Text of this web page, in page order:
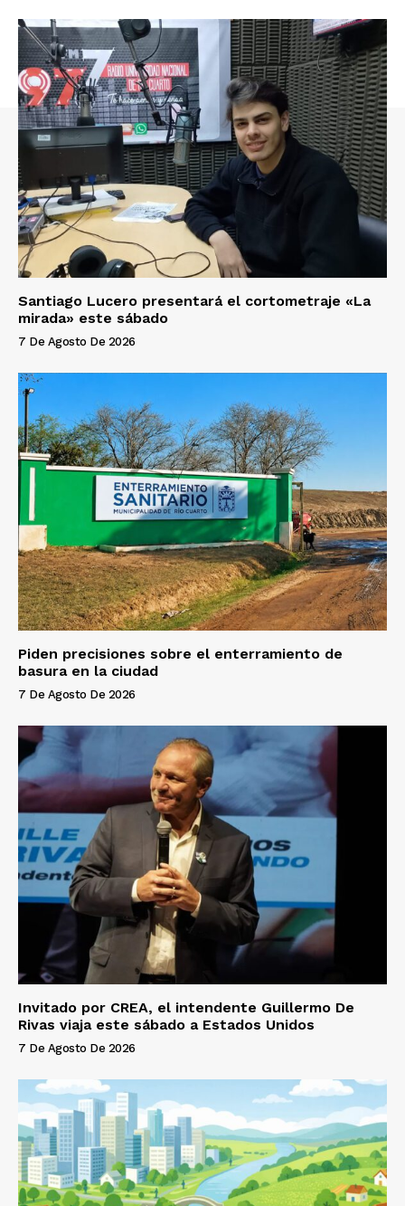
Santiago Lucero presentará el cortometraje «La
mirada» este sábado
7 De Agosto De 2026
Piden precisiones sobre el enterramiento de
basura en la ciudad
7 De Agosto De 2026
Invitado por CREA, el intendente Guillermo De
Rivas viaja este sábado a Estados Unidos
7 De Agosto De 2026